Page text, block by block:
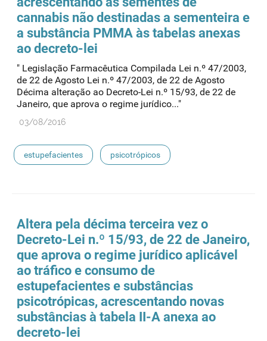
cannabis não destinadas a sementeira e
a substância PMMA às tabelas anexas
ao decreto-lei
" Legislação Farmacêutica Compilada Lei n.º 47/2003,
de 22 de Agosto Lei n.º 47/2003, de 22 de Agosto
Décima alteração ao Decreto-Lei n.º 15/93, de 22 de
Janeiro, que aprova o regime jurídico..."
03/08/2016
estupefacientes psicotrópicos
Altera pela décima terceira vez o
Decreto-Lei n.º 15/93, de 22 de Janeiro,
que aprova o regime jurídico aplicável
ao tráfico e consumo de
estupefacientes e substâncias
psicotrópicas, acrescentando novas
substâncias à tabela II-A anexa ao
decreto-lei